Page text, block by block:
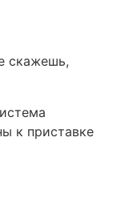
скажешь,
к приставке